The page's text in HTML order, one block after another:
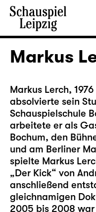
Markus
Markus Lerch,
absolvierte sein
Schauspielschule
arbeitete er als
Bochum, den
und am Berliner
spielte Markus
„Der Kick“ von
anschließend
gleichnamigen
2005 bis 2008